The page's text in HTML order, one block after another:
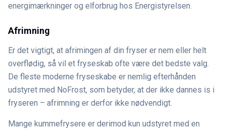
energimærkninger og elforbrug hos Energistyrelsen.
Afrimning
Er det vigtigt, at afrimingen af din fryser er nem eller helt
overflødig, så vil et fryseskab ofte være det bedste valg.
De fleste moderne fryseskabe er nemlig efterhånden
udstyret med NoFrost, som betyder, at der ikke dannes is i
fryseren – afrimning er derfor ikke nødvendigt.
Mange kummefrysere er derimod kun udstyret med en